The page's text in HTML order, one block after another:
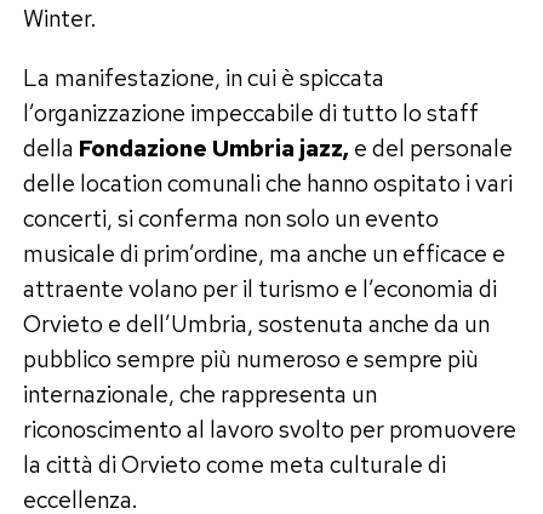
Winter.
La manifestazione, in cui è spiccata
l’organizzazione impeccabile di tutto lo staff
della Fondazione Umbria jazz,e del personale
delle location comunali che hanno ospitato i vari
concerti, si conferma non solo un evento
musicale di prim’ordine, ma anche un efficace e
attraente volano per il turismo e l’economia di
Orvieto e dell’Umbria, sostenuta anche da un
pubblico sempre più numeroso e sempre più
internazionale, che rappresenta un
riconoscimento al lavoro svolto per promuovere
la città di Orvieto come meta culturale di
eccellenza.